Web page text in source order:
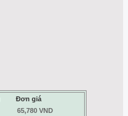
Đơn giá
65,780 VND